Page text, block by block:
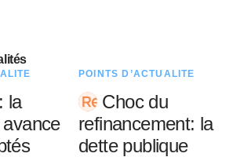
la
POINTS D’ACTUALITÉ
Choc du
refinancement: la
dette publique